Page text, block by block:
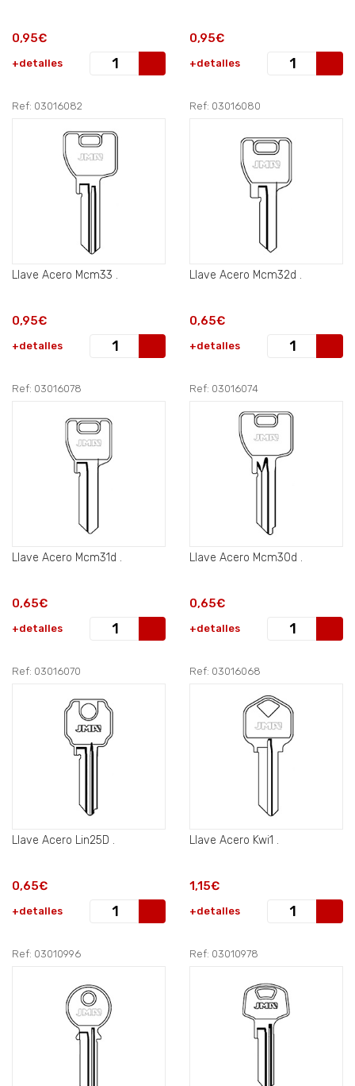
0,95€
+detalles
0,95€
+detalles
Ref: 03016082
Llave Acero Mcm33 .
0,95€
+detalles
Ref: 03016080
Llave Acero Mcm32d .
0,65€
+detalles
Ref: 03016078
Llave Acero Mcm31d .
0,65€
+detalles
Ref: 03016074
Llave Acero Mcm30d .
0,65€
+detalles
Ref: 03016070
Llave Acero Lin25D .
0,65€
+detalles
Ref: 03016068
Llave Acero Kwi1 .
1,15€
+detalles
Ref: 03010996 Ref: 03010978